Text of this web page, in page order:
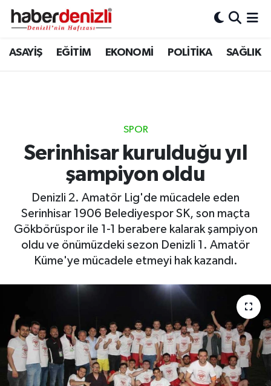
ASAYİŞ EĞİTİM EKONOMİ POLİTİKA SAĞLIK
SPOR
Serinhisar kurulduğu yıl
şampiyon oldu
Denizli 2. Amatör Lig'de mücadele eden
Serinhisar 1906 Belediyespor SK, son maçta
Gökbörüspor ile 1-1 berabere kalarak şampiyon
oldu ve önümüzdeki sezon Denizli 1. Amatör
Küme'ye mücadele etmeyi hak kazandı.
Denizli Nöbetçi Eczaneler
Tüm Manşetler
Son Dakika Haberleri
Haber Arşivi